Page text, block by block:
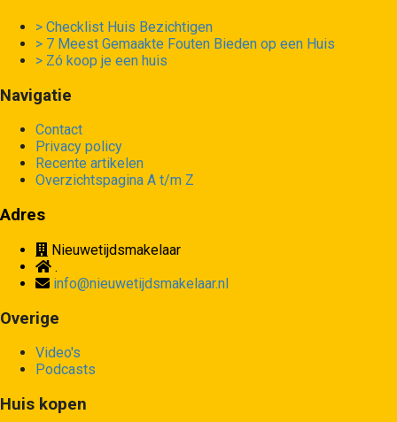
> Checklist Huis Bezichtigen
> 7 Meest Gemaakte Fouten Bieden op een Huis
> Zó koop je een huis
Navigatie
Contact
Privacy policy
Recente artikelen
Overzichtspagina A t/m Z
Adres
Nieuwetijdsmakelaar
.
info@nieuwetijdsmakelaar.nl
Overige
Video's
Podcasts
Huis kopen